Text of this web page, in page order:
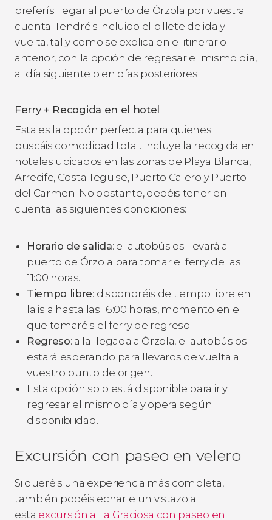
preferís llegar al puerto de Órzola por vuestra
cuenta. Tendréis incluido el billete de ida y
vuelta, tal y como se explica en el itinerario
anterior, con la opción de regresar el mismo día,
al día siguiente o en días posteriores.
Ferry + Recogida en el hotel
Esta es la opción perfecta para quienes
buscáis comodidad total. Incluye la recogida en
hoteles ubicados en las zonas de Playa Blanca,
Arrecife, Costa Teguise, Puerto Calero y Puerto
del Carmen. No obstante, debéis tener en
cuenta las siguientes condiciones:
Horario de salida: el autobús os llevará al
puerto de Órzola para tomar el ferry de las
11:00 horas.
Tiempo libre: dispondréis de tiempo libre en
la isla hasta las 16:00 horas, momento en el
que tomaréis el ferry de regreso.
Regreso: a la llegada a Órzola, el autobús os
estará esperando para llevaros de vuelta a
vuestro punto de origen.
Esta opción solo está disponible para ir y
regresar el mismo día y opera según
disponibilidad.
Excursión con paseo en velero
Si queréis una experiencia más completa,
también podéis echarle un vistazo a
esta excursión a La Graciosa con paseo en